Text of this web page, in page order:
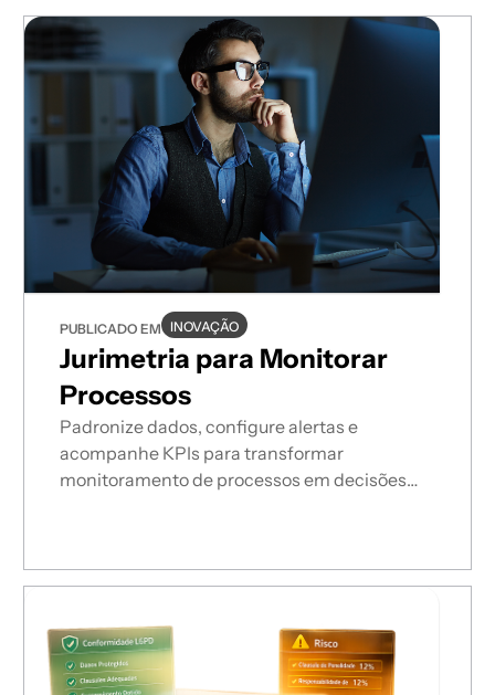
PUBLICADO EM INOVAÇÃO
Jurimetria para Monitorar
Processos
Padronize dados, configure alertas e
acompanhe KPIs para transformar
monitoramento de processos em decisões